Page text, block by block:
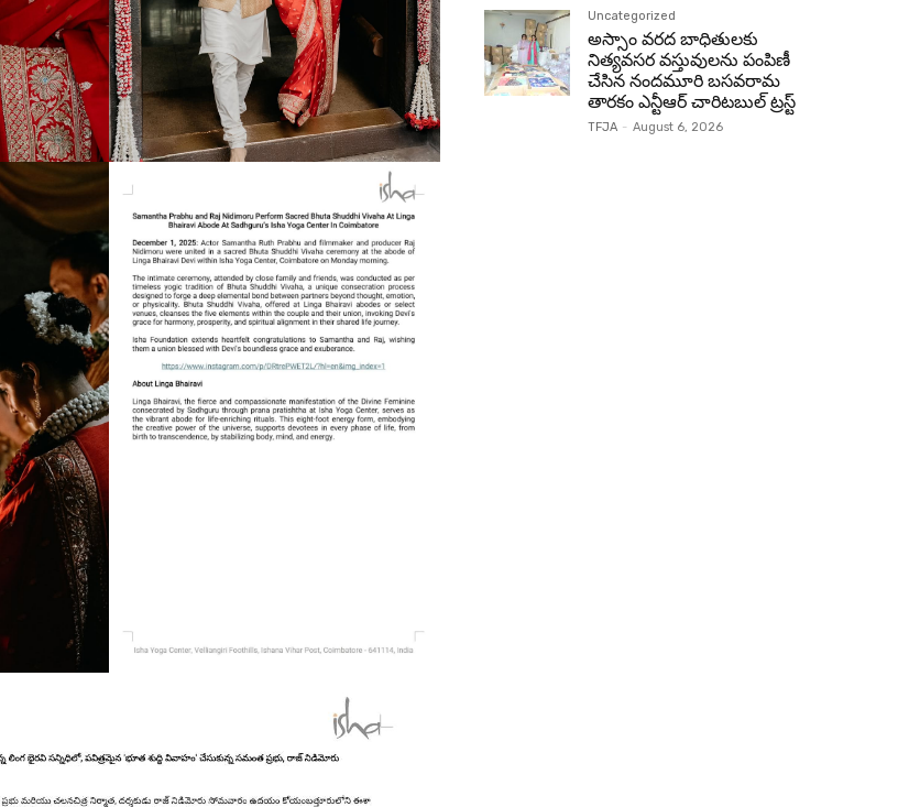
Uncategorized
అస్సాం వరద బాధితులకు
నిత్యవసర వస్తువులను పంపిణీ
చేసిన నందమూరి బసవరామ
తారకం ఎన్టీఆర్ చారిటబుల్ ట్రస్ట్
TFJA - August 6, 2026